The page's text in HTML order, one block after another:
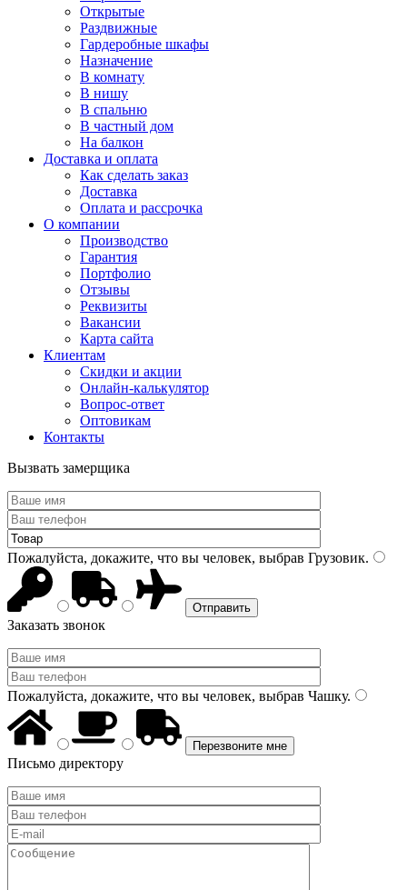
Открытые
Раздвижные
Гардеробные шкафы
Назначение
В комнату
В нишу
В спальню
В частный дом
На балкон
Доставка и оплата
Как сделать заказ
Доставка
Оплата и рассрочка
О компании
Производство
Гарантия
Портфолио
Отзывы
Реквизиты
Вакансии
Карта сайта
Клиентам
Скидки и акции
Онлайн-калькулятор
Вопрос-ответ
Оптовикам
Контакты
Вызвать замерщика
Пожалуйста, докажите, что вы человек, выбрав Грузовик.
Заказать звонок
Пожалуйста, докажите, что вы человек, выбрав Чашку.
Письмо директору